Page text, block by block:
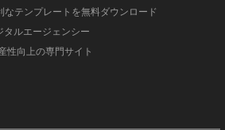
なテンプレートを無料ダウンロード
タルエージェンシー
性向上の専門サイト